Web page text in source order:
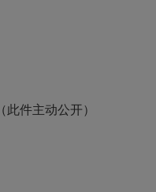
（此件主动公开）